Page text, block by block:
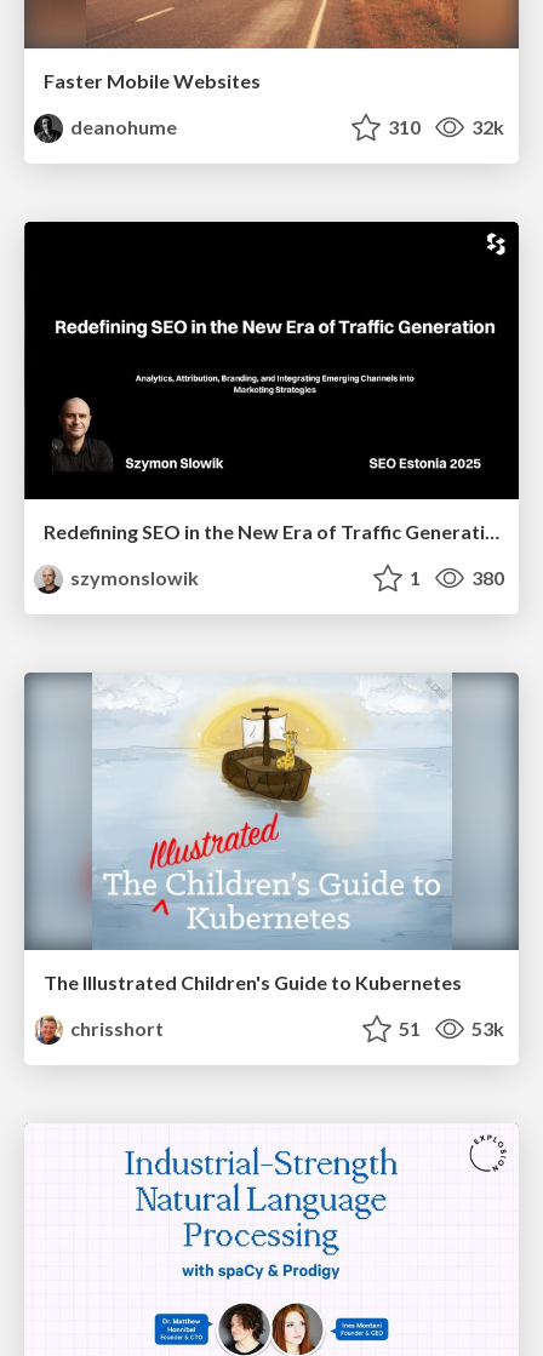
Faster Mobile Websites
deanohume
310 32k
Redefining SEO in the New Era of Traffic Generation
szymonslowik
1 380
The Illustrated Children's Guide to Kubernetes
chrisshort
51 53k